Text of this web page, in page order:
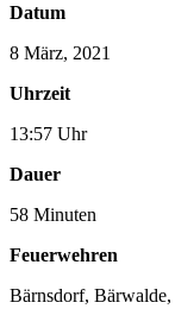
Datum
8 März, 2021
Uhrzeit
13:57 Uhr
Dauer
58 Minuten
Feuerwehren
Bärnsdorf, Bärwalde,